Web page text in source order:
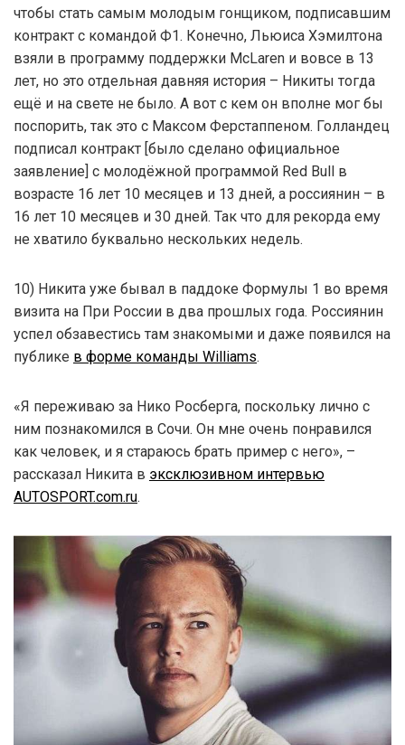
чтобы стать самым молодым гонщиком, подписавшим
контракт с командой Ф1. Конечно, Льюиса Хэмилтона
взяли в программу поддержки McLaren и вовсе в 13
лет, но это отдельная давняя история – Никиты тогда
ещё и на свете не было. А вот с кем он вполне мог бы
поспорить, так это с Максом Ферстаппеном. Голландец
подписал контракт [было сделано официальное
заявление] с молодёжной программой Red Bull в
возрасте 16 лет 10 месяцев и 13 дней, а россиянин – в
16 лет 10 месяцев и 30 дней. Так что для рекорда ему
не хватило буквально нескольких недель.
10) Никита уже бывал в паддоке Формулы 1 во время
визита на При России в два прошлых года. Россиянин
успел обзавестись там знакомыми и даже появился на
публике в форме команды Williams.
«Я переживаю за Нико Росберга, поскольку лично с
ним познакомился в Сочи. Он мне очень понравился
как человек, и я стараюсь брать пример с него», –
рассказал Никита в эксклюзивном интервью
AUTOSPORT.com.ru.